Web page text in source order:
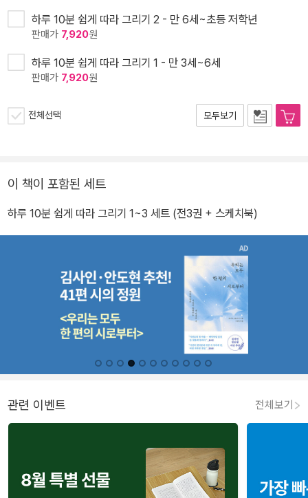
하루 10분 쉽게 따라 그리기 2 - 만 6세~초등 저학년
판매가 7,920원
하루 10분 쉽게 따라 그리기 1 - 만 3세~6세
판매가 7,920원
전체선택 모두보기
이 책이 포함된 세트
하루 10분 쉽게 따라 그리기 1~3 세트 (전3권 + 스케치북)
관련 이벤트 전체보기